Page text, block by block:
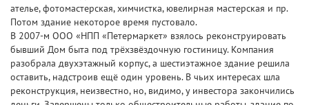
ателье, фотомастерская, химчистка, ювелирная мастерская и пр.
Потом здание некоторое время пустовало.
В 2007-м ООО «НПП «Петермаркет» взялось реконструировать
бывший Дом быта под трёхзвёздочную гостиницу. Компания
разобрала двухэтажный корпус, а шестиэтажное здание решила
оставить, надстроив ещё один уровень. В чьих интересах шла
реконструкция, неизвестно, но, видимо, у инвестора закончились